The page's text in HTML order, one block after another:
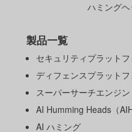
ハミング
製品一覧
セキュリティプラットフ
ディフェンスプラットフ
スーパーサーチエンジン
AI Humming Heads（
AI ハミング